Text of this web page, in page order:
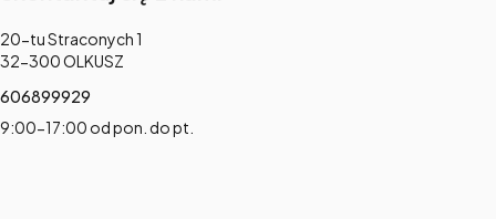
Adres:
20-tu Straconych 1
32-300 OLKUSZ
606899929
9:00-17:00 od pon. do pt.